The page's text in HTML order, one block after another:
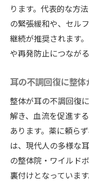
ります。代表的な方
の緊張緩和や、セル
継続が推奨されます
や再発防止につなが
耳の不調回復に整
整体が耳の不調回復
解き、血流を促進す
あります。薬に頼ら
は、現代人の多様な
の整体院・ワイルド
裏付けとなっていま